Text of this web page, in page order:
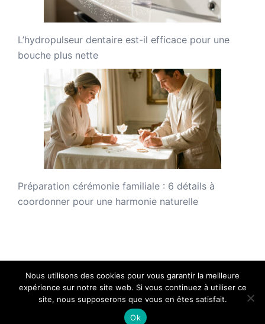
L’hydropulseur dentaire est-il efficace pour une
bouche plus nette
Préparation cérémonie familiale : 6 détails à
coordonner pour une harmonie naturelle
Maquillez Vous - Copyright 2026 - Tous droits réservés.
Nous utilisons des cookies pour vous garantir la meilleure
expérience sur notre site web. Si vous continuez à utiliser ce
site, nous supposerons que vous en êtes satisfait.
Ok